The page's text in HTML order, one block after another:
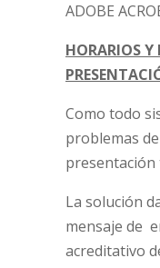
ADOBE
HORARIOS Y
Como todo
problemas
presentación
La solución
mensaje de
acreditativo